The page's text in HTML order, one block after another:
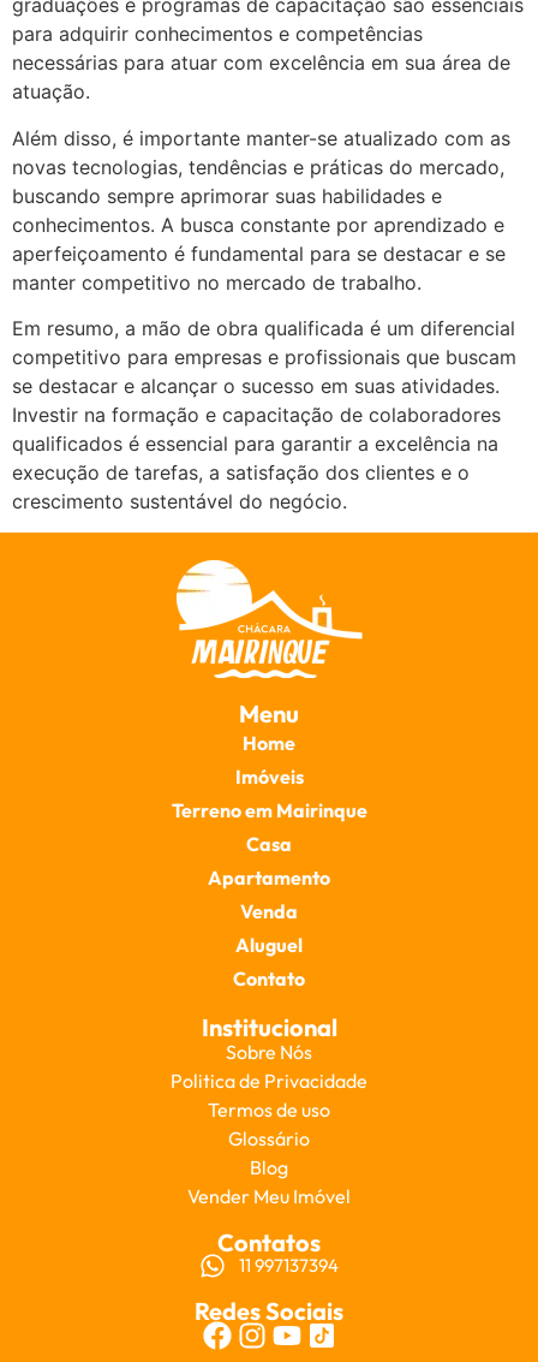
graduações e programas de capacitação são essenciais
para adquirir conhecimentos e competências
necessárias para atuar com excelência em sua área de
atuação.
Além disso, é importante manter-se atualizado com as
novas tecnologias, tendências e práticas do mercado,
buscando sempre aprimorar suas habilidades e
conhecimentos. A busca constante por aprendizado e
aperfeiçoamento é fundamental para se destacar e se
manter competitivo no mercado de trabalho.
Em resumo, a mão de obra qualificada é um diferencial
competitivo para empresas e profissionais que buscam
se destacar e alcançar o sucesso em suas atividades.
Investir na formação e capacitação de colaboradores
qualificados é essencial para garantir a excelência na
execução de tarefas, a satisfação dos clientes e o
crescimento sustentável do negócio.
Menu
Home
Imóveis
Terreno em Mairinque
Casa
Apartamento
Venda
Aluguel
Contato
Institucional
Sobre Nós
Politica de Privacidade
Termos de uso
Glossário
Blog
Vender Meu Imóvel
Contatos
11 997137394
Redes Sociais